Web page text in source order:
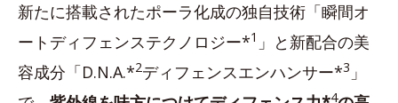
新たに搭載されたポーラ化成の独自技術「瞬間オ
ートディフェンステクノロジー*1 」と新配合の美
容成分「D.N.A.*2ディフェンスエンハンサー*3 」
4